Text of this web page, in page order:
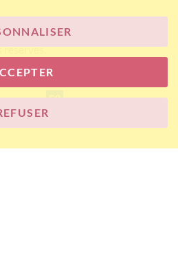
une marque du groupe
réservés.